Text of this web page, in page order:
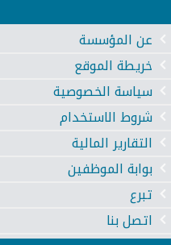
عن المؤسسة
خريطة الموقع
سياسة الخصوصية
شروط الاستخدام
التقارير المالية
بوابة الموظفين
تبرع
اتصل بنا